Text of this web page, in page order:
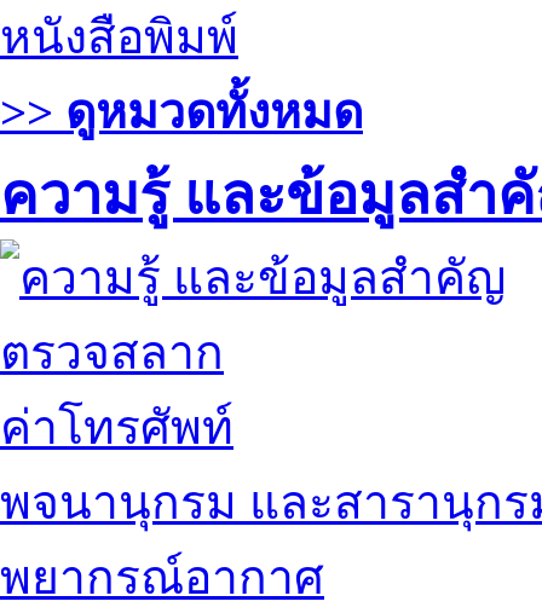
หนังสือพิมพ์
>> ดูหมวดทั้งหมด
ความรู้ และข้อมูลสำ
ตรวจสลาก
ค่าโทรศัพท์
พจนานุกรม และสารานุกร
พยากรณ์อากาศ